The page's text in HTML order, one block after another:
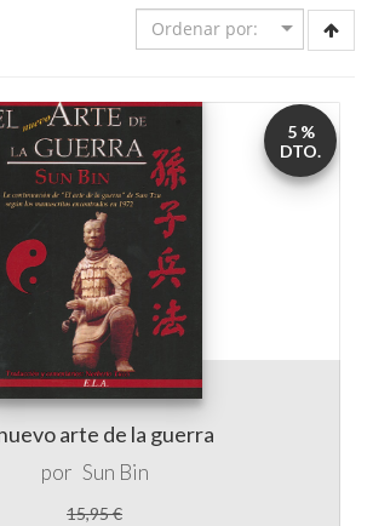
arte de la guerra
por Sun Bin
15,95 €
5 %
DTO.